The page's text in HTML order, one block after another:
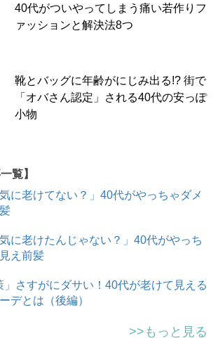
40代がついやってしまう痛い若作りフ
ァッションと解決法8つ
靴とバッグに年齢がにじみ出る!? 街で
「オバさん認定」される40代の安っぽ
小物
覧】
に老けてない？」40代がやっちゃダメ
気に老けたんじゃない？」40代がやっち
え前髪
」さすがにダサい！40代が老けて見える
デとは（後編）
>>もっと見る